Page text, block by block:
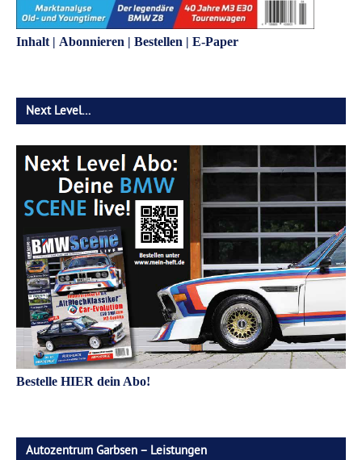
Inhalt | Abonnieren | Bestellen | E-Paper
Next Level…
Bestelle HIER dein Abo!
Autozentrum Garbsen – Leistungen